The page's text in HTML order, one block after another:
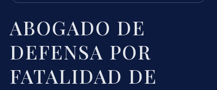
ABOGADO DE
DEFENSA POR
FATALIDAD DE